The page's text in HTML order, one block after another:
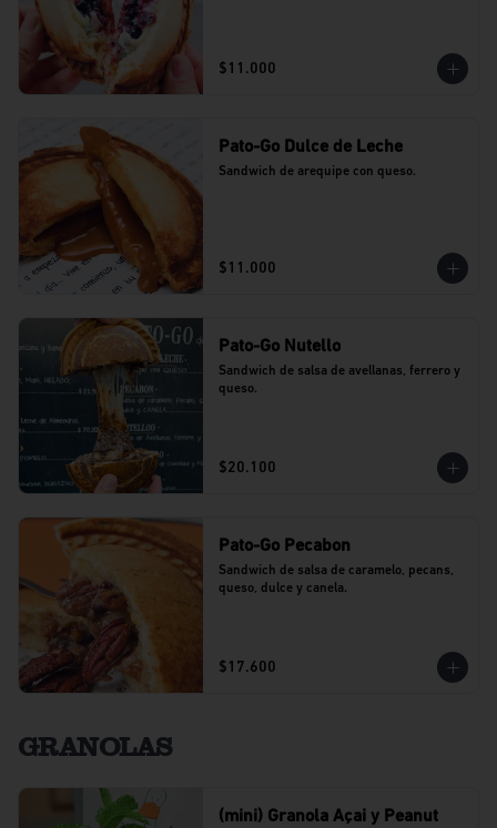
$11.000
Pato-Go Dulce de Leche
Sandwich de arequipe con queso.
$11.000
Pato-Go Nutello
Sandwich de salsa de avellanas, ferrero y
queso.
$20.100
Pato-Go Pecabon
Sandwich de salsa de caramelo, pecans,
queso, dulce y canela.
$17.600
GRANOLAS
(mini) Granola Açai y Peanut